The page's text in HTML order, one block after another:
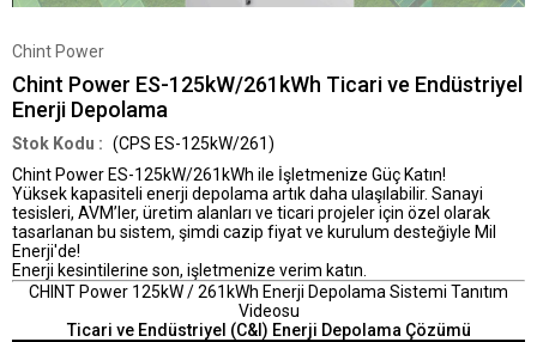
Chint Power
Chint Power ES-125kW/261kWh Ticari ve Endüstriyel
Enerji Depolama
(CPS ES-125kW/261)
Chint Power ES-125kW/261kWh ile İşletmenize Güç Katın!
Yüksek kapasiteli enerji depolama artık daha ulaşılabilir. Sanayi
tesisleri, AVM’ler, üretim alanları ve ticari projeler için özel olarak
tasarlanan bu sistem, şimdi cazip fiyat ve kurulum desteğiyle Mil
Enerji'de!
Enerji kesintilerine son, işletmenize verim katın.
CHINT Power 125kW / 261kWh Enerji Depolama Sistemi Tanıtım
Videosu
Ticari ve Endüstriyel (C&I) Enerji Depolama Çözümü